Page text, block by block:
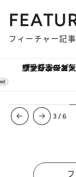
フィーチャー記事
ヴァシュロン・コンスタンタン「オーヴァー
3 /6